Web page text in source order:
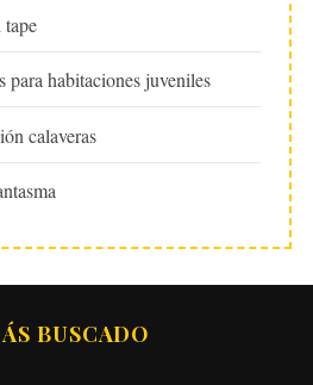
para habitaciones juveniles
calaveras
BUSCADO